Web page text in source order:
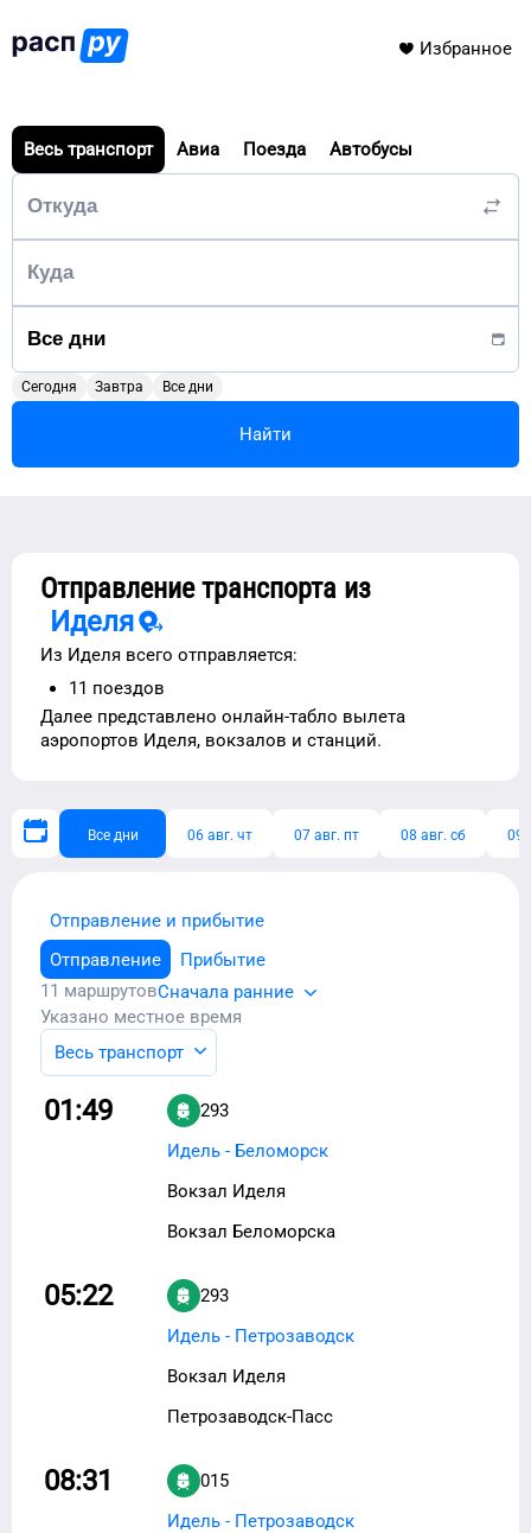
Избранное
Весь транспорт Авиа Поезда Автобусы
Сегодня Завтра Все дни
Найти
Отправление транспорта из
Иделя
Из Иделя всего отправляется:
11 поездов
Далее представлено онлайн-табло вылета
аэропортов Иделя, вокзалов и станций.
Все дни 06 авг. чт 07 авг. пт 08 авг. сб 09
Отправление и прибытие
Отправление
Прибытие
11 маршрутовСначала ранние
Указано местное время
Весь транспорт
01:49
293
Идель - Беломорск
Вокзал Иделя
Вокзал Беломорска
05:22
293
Идель - Петрозаводск
Вокзал Иделя
Петрозаводск-Пасс
08:31
015
Идель - Петрозаводск